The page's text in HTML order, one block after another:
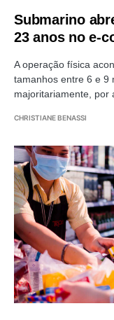
Submarino
23 anos no e-
A operação física
tamanhos entre 6 e 9
majoritariamente, por
CHRISTIANE BENASSI